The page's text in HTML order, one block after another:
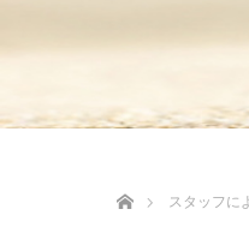
スタッフに